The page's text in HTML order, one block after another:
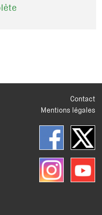
Contact
Mentions légales